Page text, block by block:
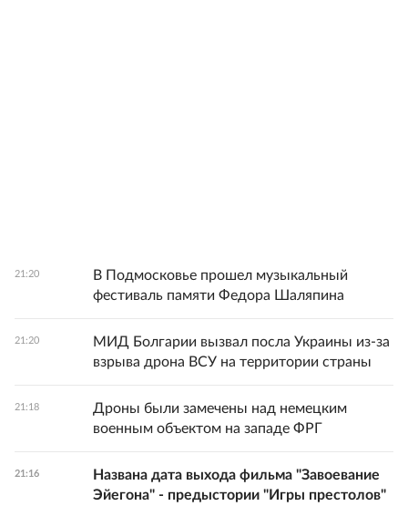
21:20
В Подмосковье прошел музыкальный
фестиваль памяти Федора Шаляпина
21:20
МИД Болгарии вызвал посла Украины из-за
взрыва дрона ВСУ на территории страны
21:18
Дроны были замечены над немецким
военным объектом на западе ФРГ
21:16
Названа дата выхода фильма "Завоевание
Эйегона" - предыстории "Игры престолов"